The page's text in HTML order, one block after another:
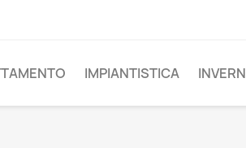
IMPIANTISTICA